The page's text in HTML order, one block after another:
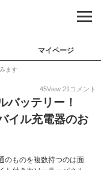
マイページ
ます
45View 21 コメント
バッテリー！
イル充電器のお
のものを複数持つのは面